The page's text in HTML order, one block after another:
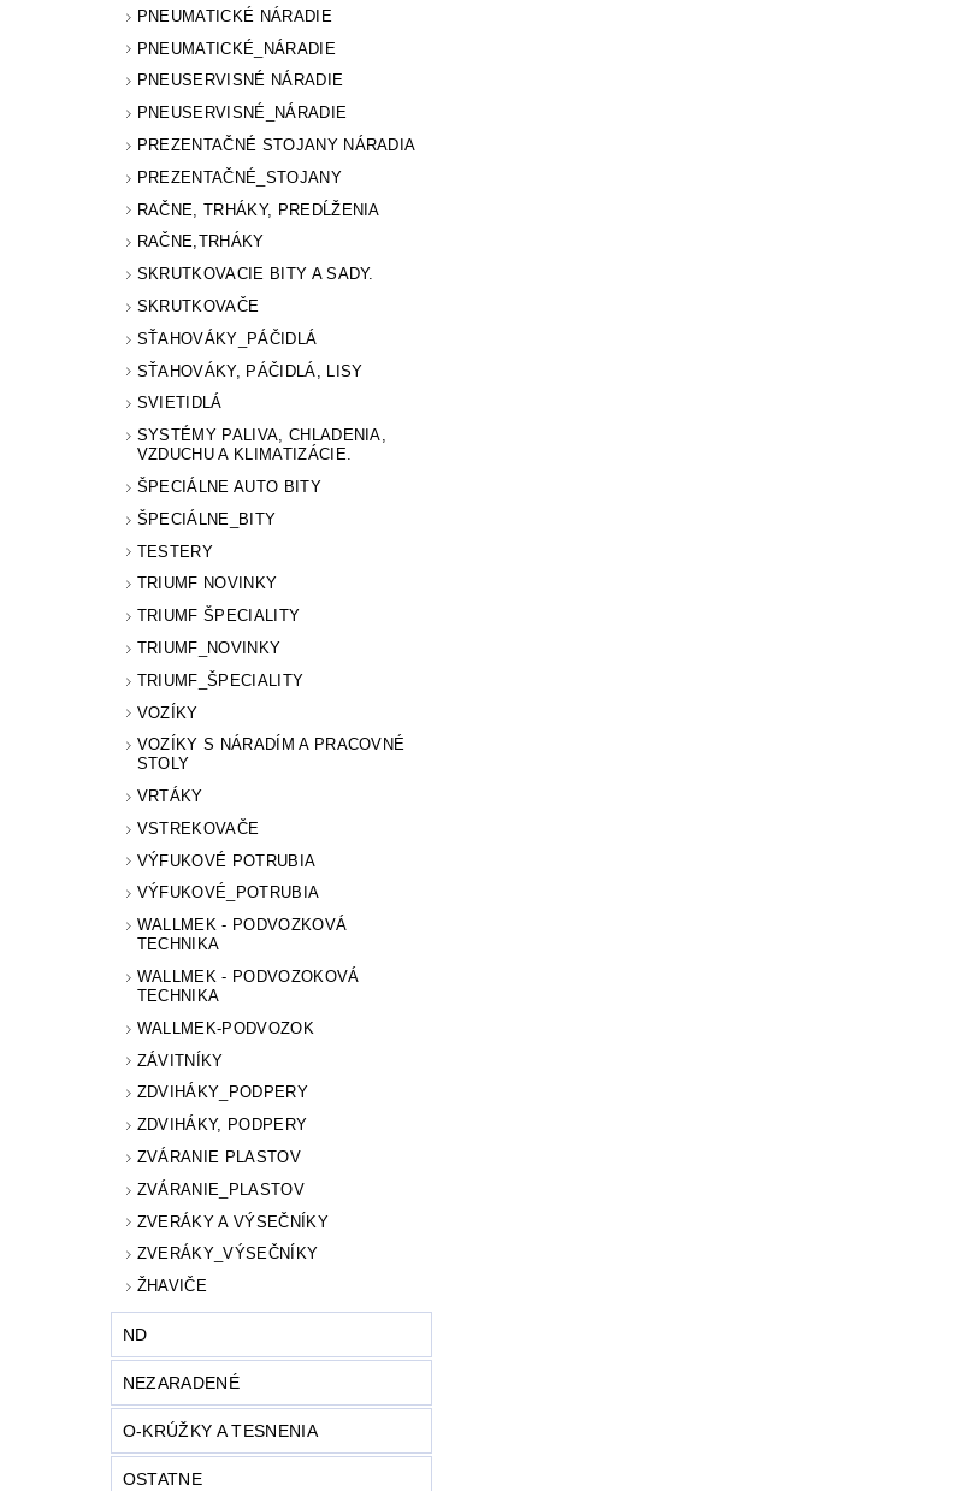
PNEUMATICKÉ NÁRADIE
PNEUMATICKÉ_NÁRADIE
PNEUSERVISNÉ NÁRADIE
PNEUSERVISNÉ_NÁRADIE
PREZENTAČNÉ STOJANY NÁRADIA
PREZENTAČNÉ_STOJANY
RAČNE, TRHÁKY, PREDĹŽENIA
RAČNE,TRHÁKY
SKRUTKOVACIE BITY A SADY.
SKRUTKOVAČE
SŤAHOVÁKY_PÁČIDLÁ
SŤAHOVÁKY, PÁČIDLÁ, LISY
SVIETIDLÁ
SYSTÉMY PALIVA, CHLADENIA,
VZDUCHU A KLIMATIZÁCIE.
ŠPECIÁLNE AUTO BITY
ŠPECIÁLNE_BITY
TESTERY
TRIUMF NOVINKY
TRIUMF ŠPECIALITY
TRIUMF_NOVINKY
TRIUMF_ŠPECIALITY
VOZÍKY
VOZÍKY S NÁRADÍM A PRACOVNÉ
STOLY
VRTÁKY
VSTREKOVAČE
VÝFUKOVÉ POTRUBIA
VÝFUKOVÉ_POTRUBIA
WALLMEK - PODVOZKOVÁ
TECHNIKA
WALLMEK - PODVOZOKOVÁ
TECHNIKA
WALLMEK-PODVOZOK
ZÁVITNÍKY
ZDVIHÁKY_PODPERY
ZDVIHÁKY, PODPERY
ZVÁRANIE PLASTOV
ZVÁRANIE_PLASTOV
ZVERÁKY A VÝSEČNÍKY
ZVERÁKY_VÝSEČNÍKY
ŽHAVIČE
ND
NEZARADENÉ
O-KRÚŽKY A TESNENIA
OSTATNE